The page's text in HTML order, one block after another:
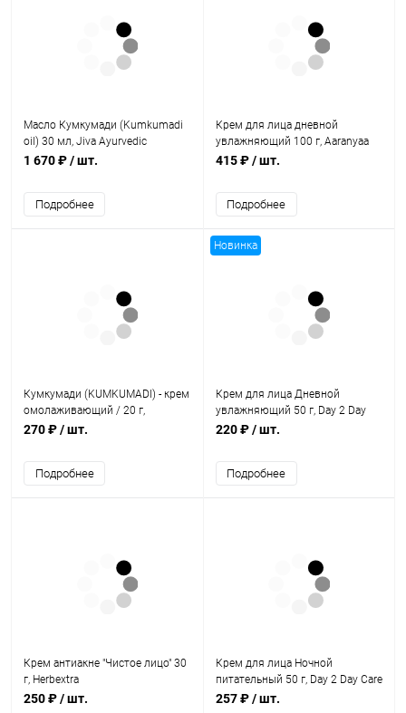
Масло Кумкумади (Kumkumadi
oil) 30 мл, Jiva Ayurvedic
Pharmacy
1 670 ₽/ шт.
Подробнее
Крем для лица дневной
увлажняющий 100 г, Aaranyaa
415 ₽/ шт.
Подробнее
Кумкумади (KUMKUMADI) - крем
омолаживающий / 20 г,
NAGARJUNA
270 ₽/ шт.
Подробнее
Новинка
Крем для лица Дневной
увлажняющий 50 г, Day 2 Day
Care
220 ₽/ шт.
Подробнее
Крем антиакне "Чистое лицо" 30
г, Herbextra
250 ₽/ шт.
Крем для лица Ночной
питательный 50 г, Day 2 Day Care
257 ₽/ шт.